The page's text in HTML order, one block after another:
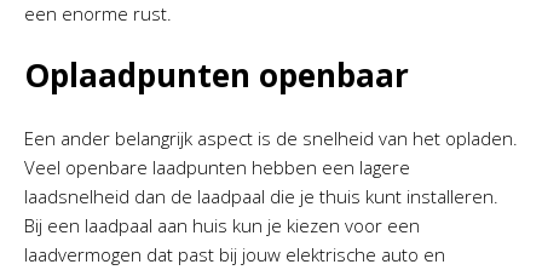
een enorme rust.
Oplaadpunten openbaar
Een ander belangrijk aspect is de snelheid van het opladen.
Veel openbare laadpunten hebben een lagere
laadsnelheid dan de laadpaal die je thuis kunt installeren.
Bij een laadpaal aan huis kun je kiezen voor een
laadvermogen dat past bij jouw elektrische auto en